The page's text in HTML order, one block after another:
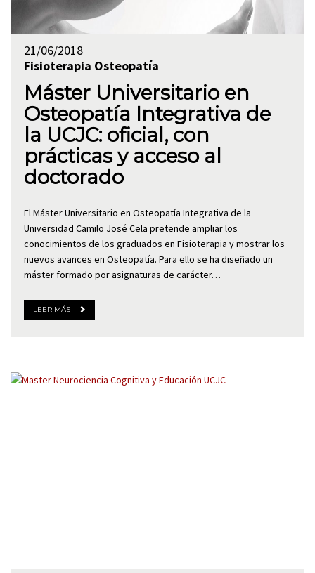
21/06/2018
Fisioterapia Osteopatía
Máster Universitario en
Osteopatía Integrativa de
la UCJC: oficial, con
prácticas y acceso al
doctorado
El Máster Universitario en Osteopatía Integrativa de la
Universidad Camilo José Cela pretende ampliar los
conocimientos de los graduados en Fisioterapia y mostrar los
nuevos avances en Osteopatía. Para ello se ha diseñado un
máster formado por asignaturas de carácter…
LEER MÁS